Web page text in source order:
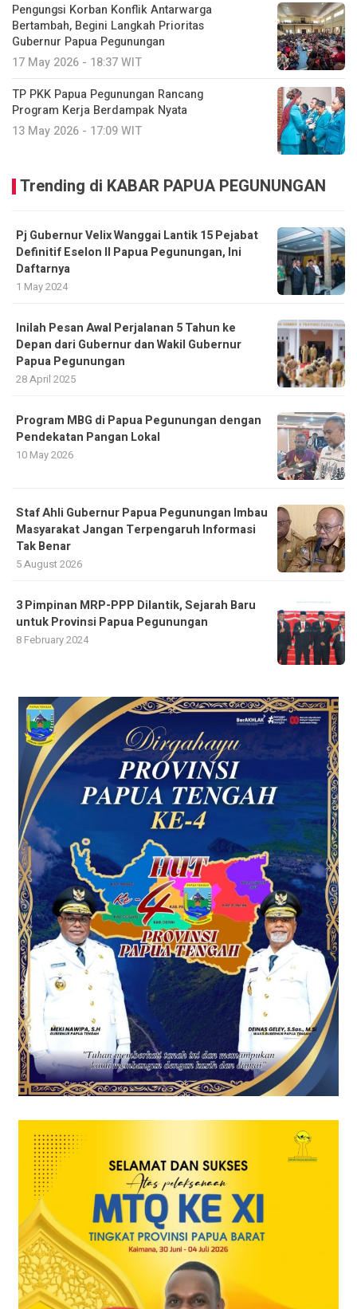
Pengungsi Korban Konflik Antarwarga
Bertambah, Begini Langkah Prioritas
Gubernur Papua Pegunungan
17 May 2026 - 18:37 WIT
TP PKK Papua Pegunungan Rancang
Program Kerja Berdampak Nyata
13 May 2026 - 17:09 WIT
Trending di KABAR PAPUA PEGUNUNGAN
Pj Gubernur Velix Wanggai Lantik 15 Pejabat
Definitif Eselon II Papua Pegunungan, Ini
Daftarnya
1 May 2024
Inilah Pesan Awal Perjalanan 5 Tahun ke
Depan dari Gubernur dan Wakil Gubernur
Papua Pegunungan
28 April 2025
Program MBG di Papua Pegunungan dengan
Pendekatan Pangan Lokal
10 May 2026
Staf Ahli Gubernur Papua Pegunungan Imbau
Masyarakat Jangan Terpengaruh Informasi
Tak Benar
5 August 2026
3 Pimpinan MRP-PPP Dilantik, Sejarah Baru
untuk Provinsi Papua Pegunungan
8 February 2024